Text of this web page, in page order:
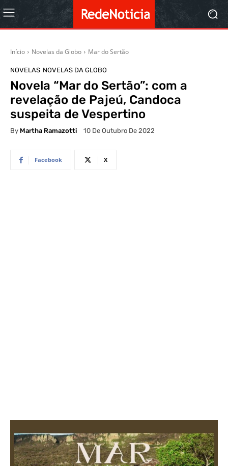
Início Novelas da Globo Mar do Sertão
NOVELAS NOVELAS DA GLOBO
Novela “Mar do Sertão”: com a
revelação de Pajeú, Candoca
suspeita de Vespertino
By Martha Ramazotti 10 De Outubro De 2022
Facebook X